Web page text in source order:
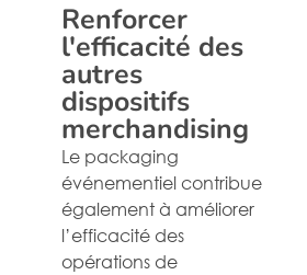
Renforcer
l'efficacité des
autres
dispositifs
merchandising
Le packaging
événementiel contribue
également à améliorer
l’efficacité des
opérations de